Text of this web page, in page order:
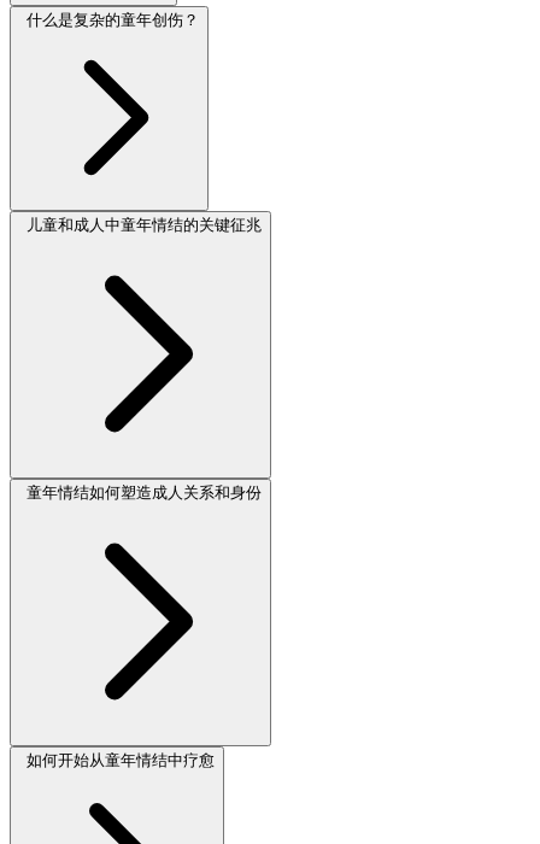
什么是复杂的童年创伤？
儿童和成人中童年情结的关键征兆
童年情结如何塑造成人关系和身份
如何开始从童年情结中疗愈